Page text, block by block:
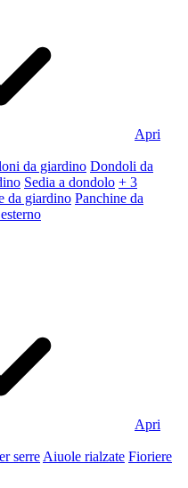
Apri
da giardino Dondoli da
Sedia a dondolo + 3
da giardino Panchine da
Apri
serre Aiuole rialzate Fioriere